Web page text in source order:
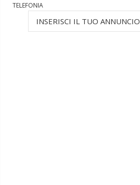
TELEFONIA
INSERISCI IL TUO ANNUNCIO